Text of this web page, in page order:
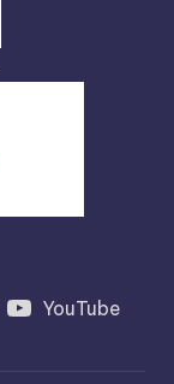
YouTube